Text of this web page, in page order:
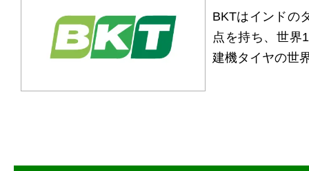
BKTはインドの
点を持ち、世界
建機タイヤの世